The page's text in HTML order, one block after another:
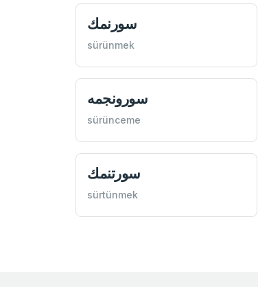
سورنمك
sürünmek
سورونجمه
sürünceme
سورتنمك
sürtünmek